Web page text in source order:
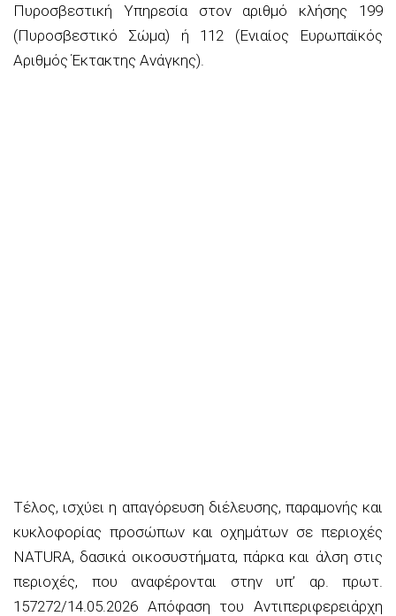
Πυροσβεστική Υπηρεσία στον αριθμό κλήσης 199
(Πυροσβεστικό Σώμα) ή 112 (Ενιαίος Ευρωπαϊκός
Αριθμός Έκτακτης Ανάγκης).
Τέλος, ισχύει η απαγόρευση διέλευσης, παραμονής και
κυκλοφορίας προσώπων και οχημάτων σε περιοχές
NATURA, δασικά οικοσυστήματα, πάρκα και άλση στις
περιοχές, που αναφέρονται στην υπ’ αρ. πρωτ.
157272/14.05.2026 Απόφαση του Αντιπεριφερειάρχη